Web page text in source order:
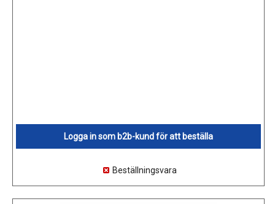
Logga in som b2b-kund för att beställa
Beställningsvara